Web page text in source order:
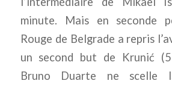
minute. Mais en seconde
Rouge de Belgrade a repris
un second but de Krunić
Bruno Duarte ne scelle